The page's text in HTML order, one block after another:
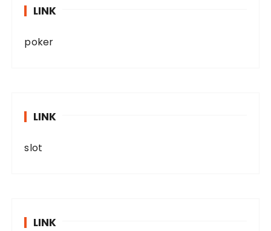
LINK
poker
LINK
slot
LINK